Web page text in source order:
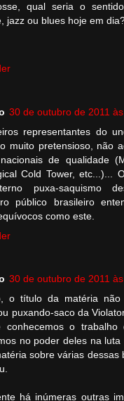
qual seria o
jazz ou blues hoje em
30 de outubro de 2011
representantes do
muito pretensioso, não
de qualidade
Cold Tower, etc...)...
puxa-saquismo
público brasileiro
como este.
30 de outubro de 2011
o título da matéria não
puxando-saco da
conhecemos o
no poder deles na
sobre várias dessas
há inúmeras outras